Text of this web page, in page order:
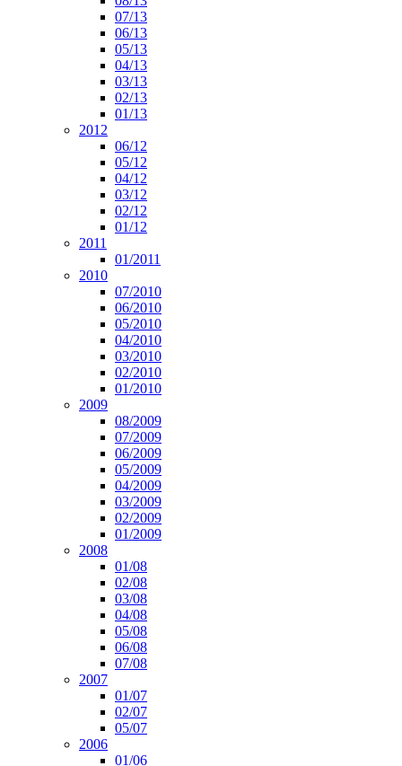
07/13
06/13
05/13
04/13
03/13
02/13
01/13
2012
06/12
05/12
04/12
03/12
02/12
01/12
2011
01/2011
2010
07/2010
06/2010
05/2010
04/2010
03/2010
02/2010
01/2010
2009
08/2009
07/2009
06/2009
05/2009
04/2009
03/2009
02/2009
01/2009
2008
01/08
02/08
03/08
04/08
05/08
06/08
07/08
2007
01/07
02/07
05/07
2006
01/06